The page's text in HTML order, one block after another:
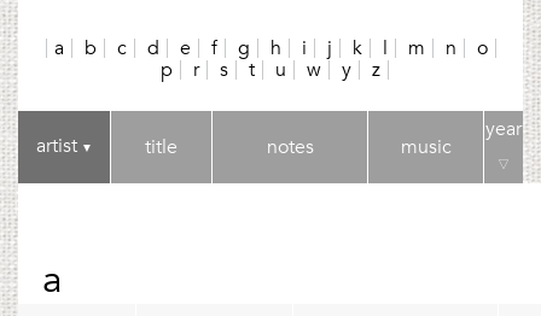
a b c d e f g h i j k l m n
o
p
r s t u w y z
artist▼ title notes music
year
▽
a